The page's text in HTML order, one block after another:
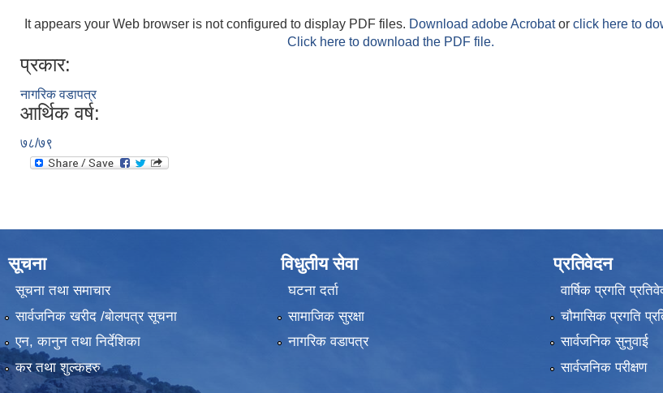
It appears your Web browser is not configured to display PDF files. Download adobe Acrobator click here to
Click here to download the PDF file.
प्रकार:
नागरिक वडापत्र
आर्थिक वर्ष:
७८/७९
सूचना
सूचना तथा समाचार
सार्वजनिक खरीद /बोलपत्र सूचना
एन, कानुन तथा निर्देशिका
कर तथा शुल्कहरु
विधुतीय सेवा
घटना दर्ता
सामाजिक सुरक्षा
नागरिक वडापत्र
प्रतिवेदन
वार्षिक प्रगति
चौमासिक प्रगति
सार्वजनिक सुनुवाई
सार्वजनिक परीक्षण